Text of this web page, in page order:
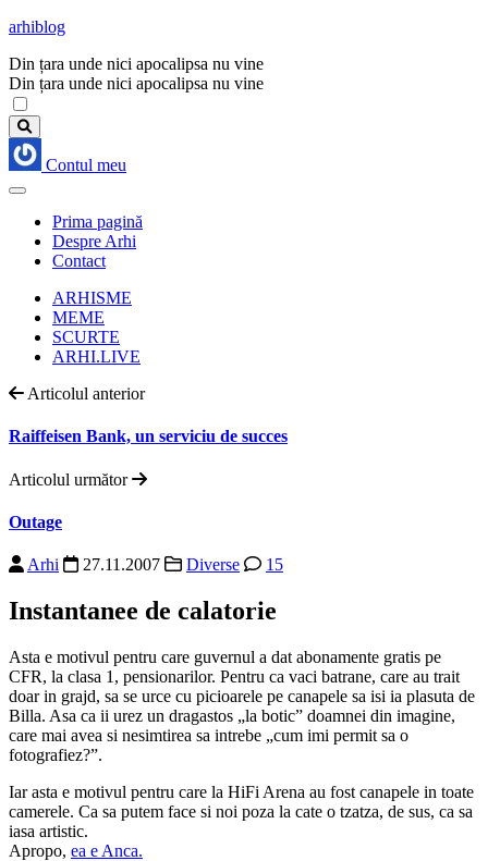
arhiblog
Din țara unde nici apocalipsa nu vine
Din țara unde nici apocalipsa nu vine
Contul meu
Prima pagină
Despre Arhi
Contact
ARHISME
MEME
SCURTE
ARHI.LIVE
Articolul anterior
Raiffeisen Bank, un serviciu de succes
Articolul următor
Outage
Arhi 27.11.2007 Diverse 15
Instantanee de calatorie
Asta e motivul pentru care guvernul a dat abonamente gratis pe
CFR, la clasa 1, pensionarilor. Pentru ca vaci batrane, care au trait
doar in grajd, sa se urce cu picioarele pe canapele sa isi ia plasuta de
Billa. Asa ca ii urez un dragastos „la botic” doamnei din imagine,
care mai avea si nesimtirea sa intrebe „cum imi permit sa o
fotografiez?”.
Iar asta e motivul pentru care la HiFi Arena au fost canapele in toate
camerele. Ca sa putem face si noi poza la cate o tzatza, de sus, ca sa
iasa artistic.
Apropo, ea e Anca.